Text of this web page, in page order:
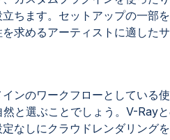
ちます。セットアップの一部
求めるアーティストに適した
ンのワークフローとしている
然と選ぶことでしょう。V-Ray
なしにクラウドレンダリング